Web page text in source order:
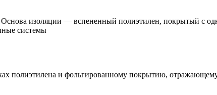
изоляции — вспененный полиэтилен, покрытый с
системы
полиэтилена и фольгированному покрытию,